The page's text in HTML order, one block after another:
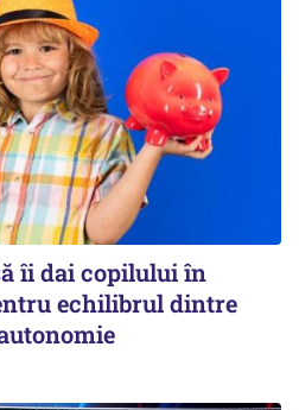
îi dai copilului în
echilibrul dintre